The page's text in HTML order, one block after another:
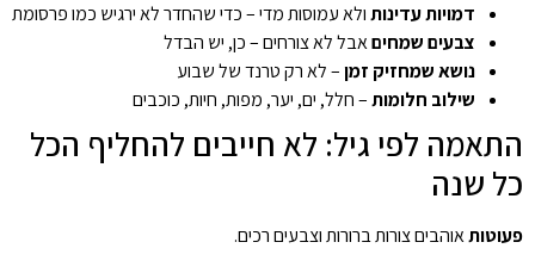
דמויות עדינותולא עמוסות מדי – כדי שהחדר לא ירגיש כמו פרסומת
צבעים שמחיםאבל לא צורחים – כן, יש הבדל
נושא שמחזיק זמן– לא רק טרנד של שבוע
שילוב חלומות– חלל, ים, יער, מפות, חיות, כוכבים
התאמה לפי גיל: לא חייבים להחליף הכל
כל שנה
פעוטותאוהבים צורות ברורות וצבעים רכים.